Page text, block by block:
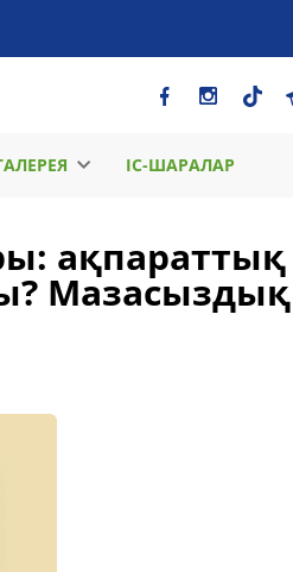
ІС-ШАРАЛАР
ақпараттық
Мазасыздық